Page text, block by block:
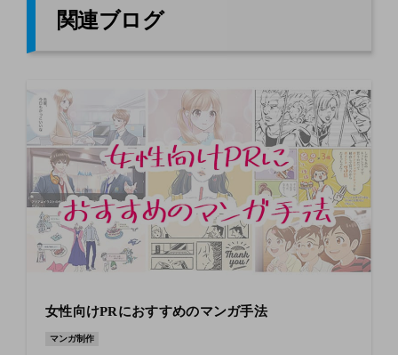
関連ブログ
女性向けPRにおすすめのマンガ手法
マンガ制作